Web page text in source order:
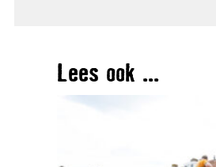
Lees ook ...